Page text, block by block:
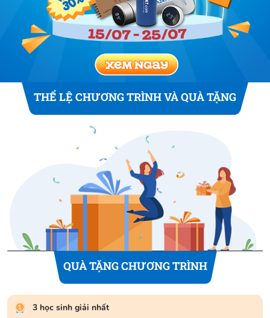
THỂ LỆ CHƯƠNG TRÌNH VÀ QUÀ TẶNG
QUÀ TẶNG CHƯƠNG TRÌNH
3 học sinh giải nhất